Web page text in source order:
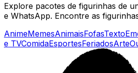
Explore pacotes de figurinhas de
e WhatsApp. Encontre as
AnimeMemesAnimaisFofasTexto
e TVComidaEsportesFeriadosArte